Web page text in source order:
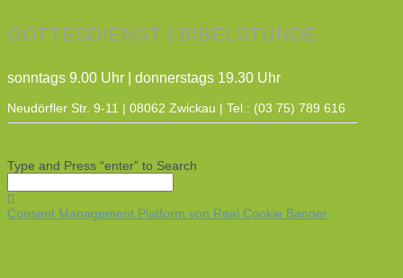
GOTTESDIENST | BIBELSTUNDE
sonntags 9.00 Uhr | donnerstags 19.30 Uhr
Neudörfler Str. 9-11 | 08062 Zwickau | Tel.: (03 75) 789 616
Type and Press “enter” to Search
Consent Management Platform von Real Cookie Banner